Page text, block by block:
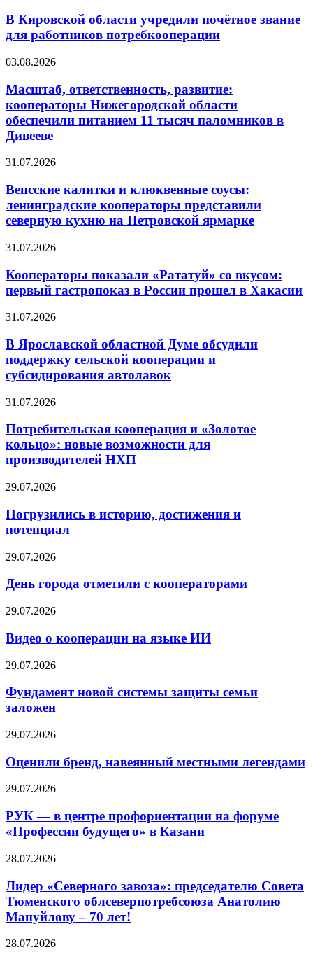
В Кировской области учредили почётное звание
для работников потребкооперации
03.08.2026
Масштаб, ответственность, развитие:
кооператоры Нижегородской области
обеспечили питанием 11 тысяч паломников в
Дивееве
31.07.2026
Вепсские калитки и клюквенные соусы:
ленинградские кооператоры представили
северную кухню на Петровской ярмарке
31.07.2026
Кооператоры показали «Рататуй» со вкусом:
первый гастропоказ в России прошел в Хакасии
31.07.2026
В Ярославской областной Думе обсудили
поддержку сельской кооперации и
субсидирования автолавок
31.07.2026
Потребительская кооперация и «Золотое
кольцо»: новые возможности для
производителей НХП
29.07.2026
Погрузились в историю, достижения и
потенциал
29.07.2026
День города отметили с кооператорами
29.07.2026
Видео о кооперации на языке ИИ
29.07.2026
Фундамент новой системы защиты семьи
заложен
29.07.2026
Оценили бренд, навеянный местными легендами
29.07.2026
РУК — в центре профориентации на форуме
«Профессии будущего» в Казани
28.07.2026
Лидер «Северного завоза»: председателю Совета
Тюменского облсеверпотребсоюза Анатолию
Мануйлову – 70 лет!
28.07.2026